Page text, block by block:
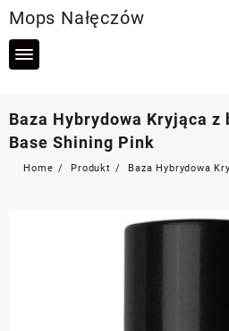
to
content
Mops Nałęczów
Baza Hybrydowa Kryjąca
Base Shining Pink
Home Produkt
Baza Hybrydowa